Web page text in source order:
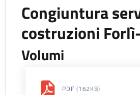
Congiuntura
costruzioni
Volumi
PDF (162KB)